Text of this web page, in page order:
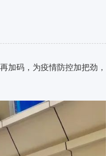
加码，为疫情防控加把劲，